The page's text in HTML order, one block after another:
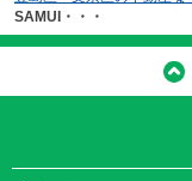
SAMUI・・・